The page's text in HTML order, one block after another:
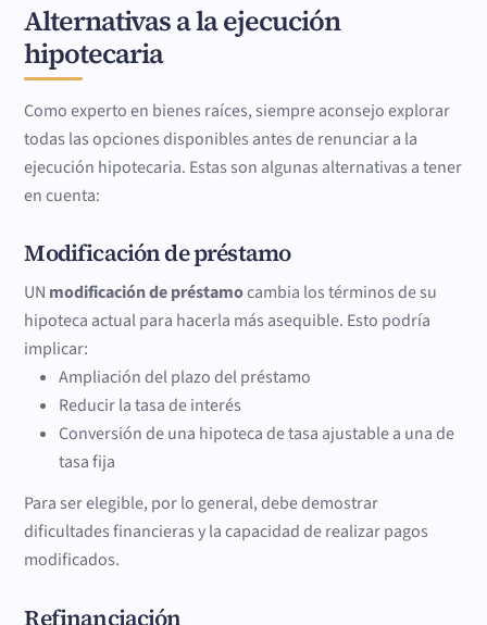
Alternativas a la ejecución
hipotecaria
Como experto en bienes raíces, siempre aconsejo explorar
todas las opciones disponibles antes de renunciar a la
ejecución hipotecaria. Estas son algunas alternativas a tener
en cuenta:
Modificación de préstamo
UN modificación de préstamocambia los términos de su
hipoteca actual para hacerla más asequible. Esto podría
implicar:
Ampliación del plazo del préstamo
Reducir la tasa de interés
Conversión de una hipoteca de tasa ajustable a una de
tasa fija
Para ser elegible, por lo general, debe demostrar
dificultades financieras y la capacidad de realizar pagos
modificados.
Refinanciación